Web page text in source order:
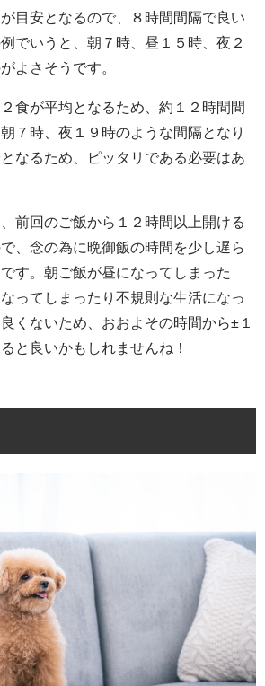
目安となるので、８時間間隔で良い
でいうと、朝７時、昼１５時、夜２
よさそうです。
食が平均となるため、約１２時間間
７時、夜１９時のような間隔となり
なるため、ピッタリである必要はあ
前回のご飯から１２時間以上開ける
、念の為に晩御飯の時間を少し遅ら
す。朝ご飯が昼になってしまった
ってしまったり不規則な生活になっ
くないため、おおよその時間から±１
と良いかもしれませんね！